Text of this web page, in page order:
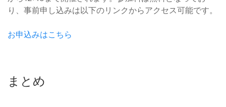
り、事前申し込みは以下のリンクからアクセス可能です。
お申込みはこちら
まとめ